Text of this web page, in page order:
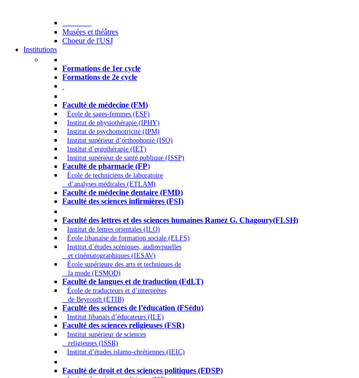
Musées et théâtres
Choeur de l'USJ
Institutions
Formations de 1er cycle
Formations de 2e cycle
Faculté de médecine (FM)
École de sages-femmes (ESF)
Institut de physiothérapie (IPHY)
Institut de psychomotricité (IPM)
Institut supérieur d’orthophonie (ISO)
Institut d’ergothérapie (IET)
Institut supérieur de santé publique (ISSP)
Faculté de pharmacie (FP)
École de techniciens de laboratoire
d’analyses médicales (ETLAM)
Faculté de médecine dentaire (FMD)
Faculté des sciences infirmières (FSI)
Faculté des lettres et des sciences humaines Ramez G. Chagoury(FLSH)
Institut de lettres orientales (ILO)
École libanaise de formation sociale (ELFS)
Institut d’études scéniques, audiovisuelles
et cinématographiques (IESAV)
École supérieure des arts et techniques de
la mode (ESMOD)
Faculté de langues et de traduction (FdLT)
École de traducteurs et d’interprètes
de Beyrouth (ETIB)
Faculté des sciences de l’éducation (FSédu)
Institut libanais d’éducateurs (ILE)
Faculté des sciences religieuses (FSR)
Institut supérieur de sciences
religieuses (ISSR)
Institut d’études islamo-chrétiennes (IEIC)
Faculté de droit et des sciences politiques (FDSP)